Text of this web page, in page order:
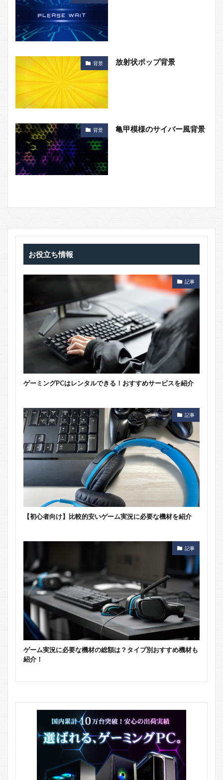
背景 放射状ポップ背景
背景 亀甲模様のサイバー風背景
お役立ち情報
記事
ゲーミングPCはレンタルできる！おすすめサービスを紹介
記事
【初心者向け】比較的安いゲーム実況に必要な機材を紹介
記事
ゲーム実況に必要な機材の総額は？タイプ別おすすめ機材も
紹介！